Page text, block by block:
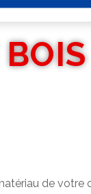
de votre